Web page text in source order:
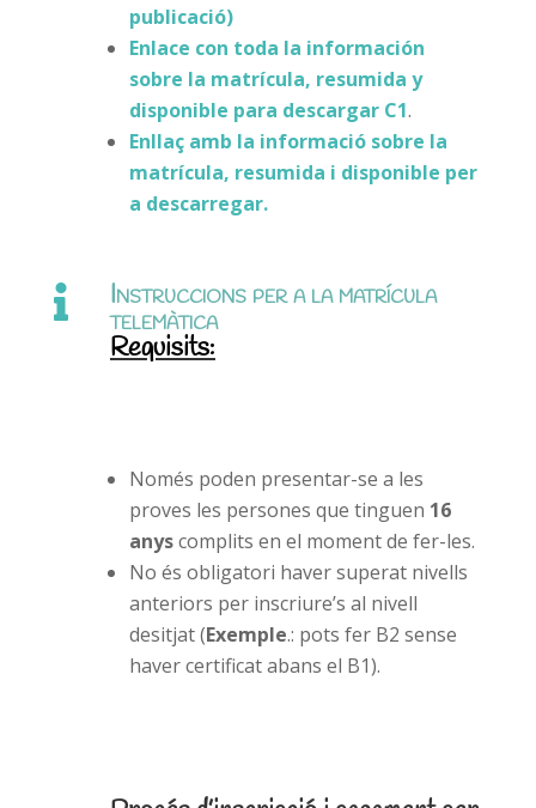
publicació)
Enlace con toda la información
sobre la matrícula, resumida y
disponible para descargar C1.
Enllaç amb la informació sobre la
matrícula, resumida i disponible per
a descarregar.
 Instruccions per a la matrícula
telemàtica
Requisits:
Només poden presentar-se a les
proves les persones que tinguen 16
anyscomplits en el moment de fer-les.
No és obligatori haver superat nivells
anteriors per inscriure’s al nivell
desitjat (Exemple.: pots fer B2 sense
haver certificat abans el B1).